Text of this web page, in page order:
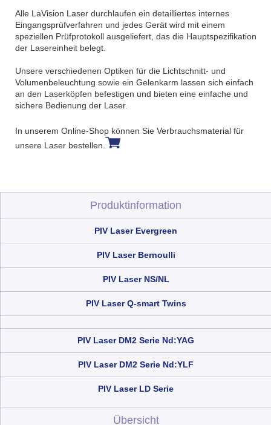
Alle LaVision Laser durchlaufen ein detailliertes internes
Eingangsprüfverfahren und jedes Gerät wird mit einem
speziellen Prüfprotokoll ausgeliefert, das die Hauptspezifikation
der Lasereinheit belegt.
Unsere verschiedenen Optiken für die Lichtschnitt- und
Volumenbeleuchtung sowie ein Gelenkarm lassen sich einfach
an den Laserköpfen befestigen und bieten eine einfache und
sichere Bedienung der Laser.
In unserem Online-Shop können Sie Verbrauchsmaterial für
unsere Laser bestellen.
Produktinformation
PIV Laser Evergreen
PIV Laser Bernoulli
PIV Laser NS/NL
PIV Laser Q-smart Twins
PIV Laser DM2 Serie Nd:YAG
PIV Laser DM2 Serie Nd:YLF
PIV Laser LD Serie
Übersicht